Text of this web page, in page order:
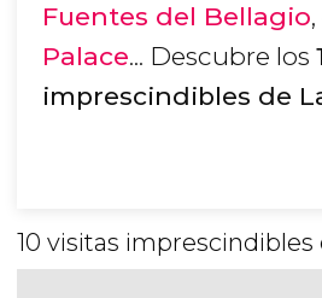
Fuentes del Bellagio
Palace... Descubre los
imprescindibles de
10 visitas imprescindibles